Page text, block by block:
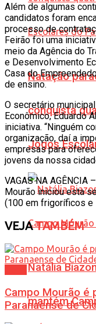
Natação
conquista
Jogos
Natália
mantém
Além de algumas
candidatos foram
processo de
Feirão foi uma
meio da Agência do
e Desenvolvimento
Casa do
de ensino.
O secretário
Econômico, Eduardo
iniciativa. “Ninguém
organização, daí a
empresas para
jovens da nossa
VAGAS NA AGÊNCIA
Mourão iniciou esta
(100 em frigoríficos e
VEJATAMBÉM
Campo Mourão é
Paranaense de